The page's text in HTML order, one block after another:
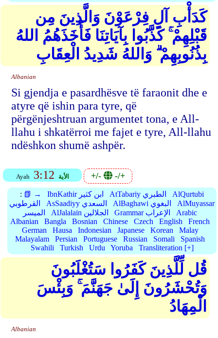
كَدَأْبِ آلِ فِرْعَوْنَ وَالَّذِينَ مِن
قَبْلِهِمْ ۚ كَذَّبُوا بِآيَاتِنَا فَأَخَذَهُمُ اللهُ
بِذُنُوبِهِمْ ۗ وَاللهُ شَدِيدُ الْعِقَابِ
Albanian
Si gjendja e pasardhësve të faraonit dhe e
atyre që ishin para tyre, që
përgënjeshtruan argumentet tona, e All-
llahu i shkatërroi me fajet e tyre, All-llahu
ndëshkon shumë ashpër.
Ayah 3:12 الأية +/- -/+
: 📗 → IbnKathir ابن كثير AtTabariy الطبري
AlQurtubi
القرطوبي
AsSaadiyy السعدي AlBaghawi البغوي
AlMuyassar
الميسر
AlJalalain الجلالين Grammar الإعراب
Arabic
Albanian
Bangla Bosnian Chinese Czech English
French
German
Hausa Indonesian Japanese Korean
Malay
Malayalam
Persian Portuguese Russian Somali
Spanish
Swahili
Turkish Urdu Yoruba Transliteration [+]
قُل لِّلَّذِينَ كَفَرُوا سَتُغْلَبُونَ
وَتُحْشَرُونَ إِلَىٰ جَهَنَّمَ ۚ وَبِئْسَ
الْمِهَادُ
Albanian